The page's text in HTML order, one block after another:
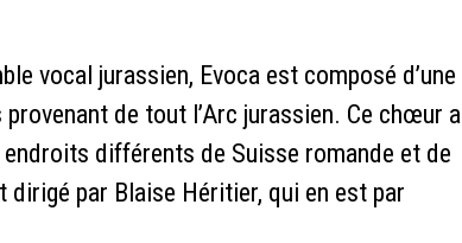
vocal jurassien, Evoca est composé d’une
de tout l’Arc jurassien. Ce chœur a
différents de Suisse romande et de
par Blaise Héritier, qui en est par